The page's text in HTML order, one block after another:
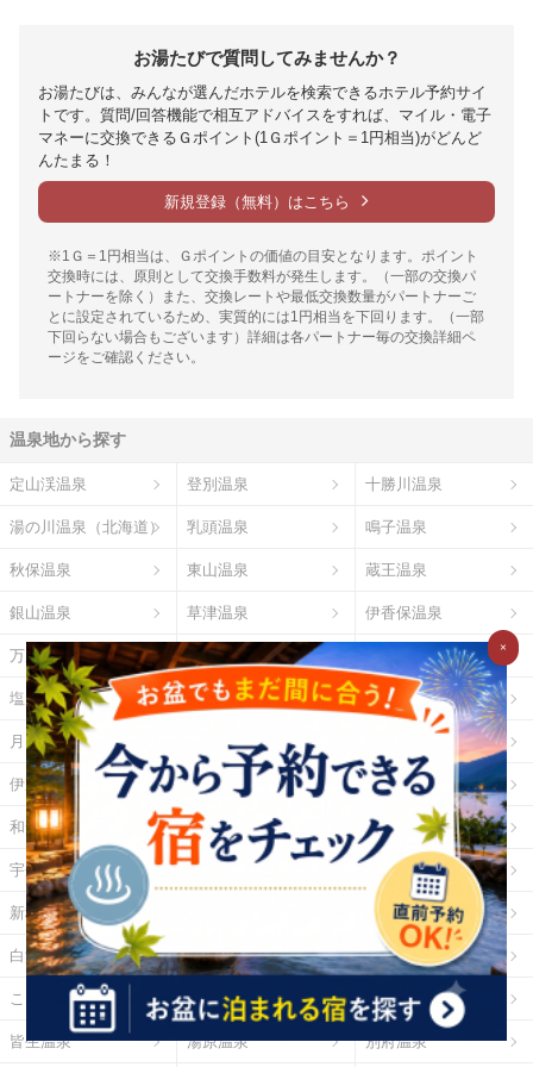
お湯たびで質問してみませんか？
お湯たびは、みんなが選んだホテルを検索できるホテル予約サイ
トです。質問/回答機能で相互アドバイスをすれば、マイル・電子
マネーに交換できるＧポイント(1Ｇポイント＝1円相当)がどんど
んたまる！
新規登録（無料）はこちら
※1Ｇ＝1円相当は、Ｇポイントの価値の目安となります。ポイント
交換時には、原則として交換手数料が発生します。（一部の交換パ
ートナーを除く）また、交換レートや最低交換数量がパートナーご
とに設定されているため、実質的には1円相当を下回ります。（一部
下回らない場合もございます）詳細は各パートナー毎の交換詳細ペ
ージをご確認ください。
温泉地から探す
定山渓温泉 登別温泉 十勝川温泉
湯の川温泉（北海道） 乳頭温泉 鳴子温泉
秋保温泉 東山温泉 蔵王温泉
銀山温泉 草津温泉 伊香保温泉
万座温泉 四万温泉 鬼怒川温泉
塩原温泉 野沢温泉 白骨温泉
月岡温泉 石和温泉
伊東温泉 修善寺温泉 下田温泉（静岡県）
和倉温泉 山中温泉 あわら温泉
宇奈月温泉 下呂温泉 平湯温泉
新穂高温泉 有馬温泉
白浜温泉 勝浦温泉 道後温泉
こんぴら温泉 三朝温泉 玉造温泉
皆生温泉 湯原温泉 別府温泉
×